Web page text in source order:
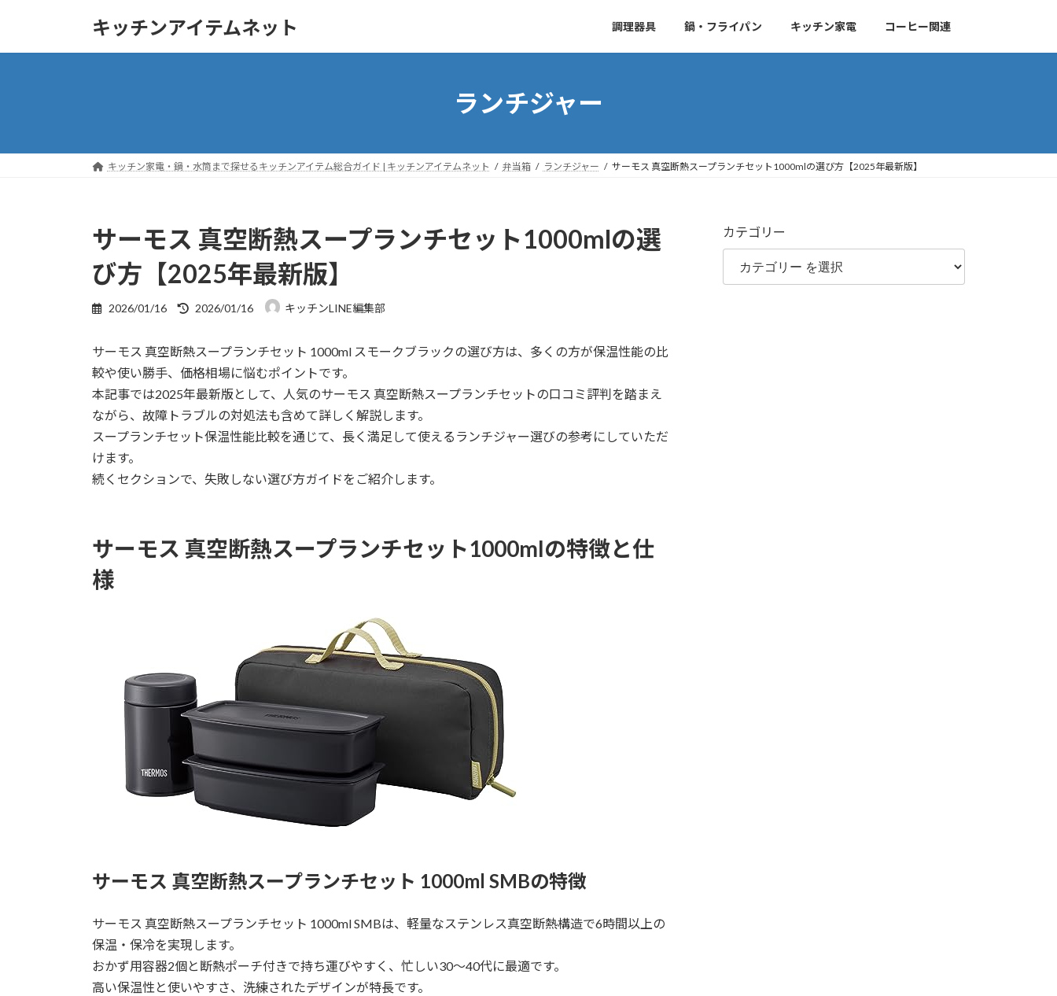
キッチンアイテムネット 調理器具 鍋・フライパン キッチン家電 コーヒー関連
ランチジャー
キッチン家電・鍋・水筒まで探せるキッチンアイテム総合ガイド | キッチンアイテムネット 弁当箱 ランチジャー サーモス 真空断熱スープランチセット1000mlの選び方【2025年最新版】
サーモス 真空断熱スープランチセット1000mlの選
び方【2025年最新版】
2026/01/16
最
新
日
:
2026/01/16 キッチンLINE編集部
サーモス 真空断熱スープランチセット 1000ml スモークブラックの選び方は、多くの方が保温性能の比
較や使い勝手、価格相場に悩むポイントです。
本記事では2025年最新版として、人気のサーモス 真空断熱スープランチセットの口コミ評判を踏まえ
ながら、故障トラブルの対処法も含めて詳しく解説します。
スープランチセット保温性能比較を通じて、長く満足して使えるランチジャー選びの参考にしていただ
けます。
続くセクションで、失敗しない選び方ガイドをご紹介します。
サーモス 真空断熱スープランチセット1000mlの特徴と仕
様
サーモス 真空断熱スープランチセット 1000ml SMBの特徴
サーモス 真空断熱スープランチセット 1000ml SMBは、軽量なステンレス真空断熱構造で6時間以上の
保温・保冷を実現します。
おかず用容器2個と断熱ポーチ付きで持ち運びやすく、忙しい30〜40代に最適です。
高い保温性と使いやすさ、洗練されたデザインが特長です。
カテゴリー